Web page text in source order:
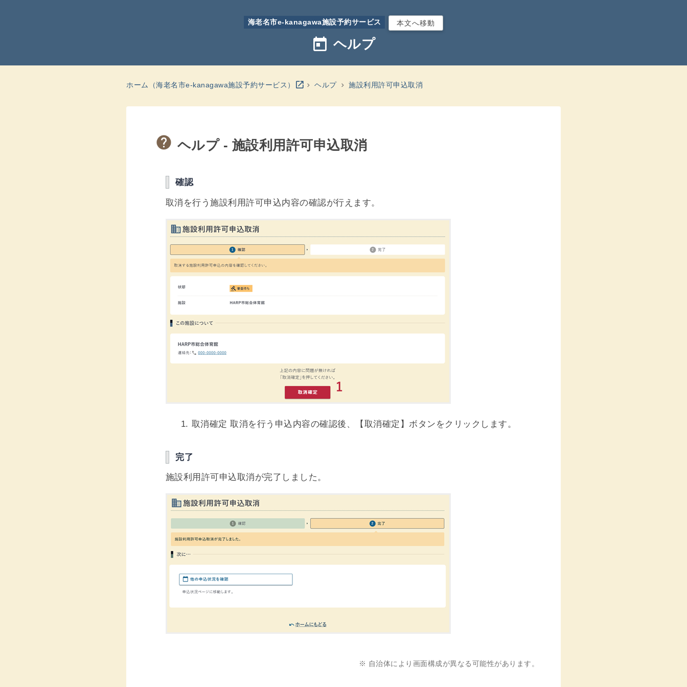
海老名市e-kanagawa施設予約サービス 本文へ移動
today ヘルプ
ホーム（海老名市e-kanagawa施設予約サービス） open_in_new ヘルプ 施設利用許可申込取消
ヘルプ - 施設利用許可申込取消
確認
取消を行う施設利用許可申込内容の確認が行えます。
取消確定 取消を行う申込内容の確認後、【取消確定】ボタンをクリックします。
完了
施設利用許可申込取消が完了しました。
※ 自治体により画面構成が異なる可能性があります。